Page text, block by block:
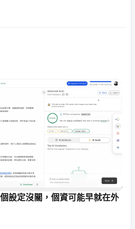
設定沒關，個資可能早就在外